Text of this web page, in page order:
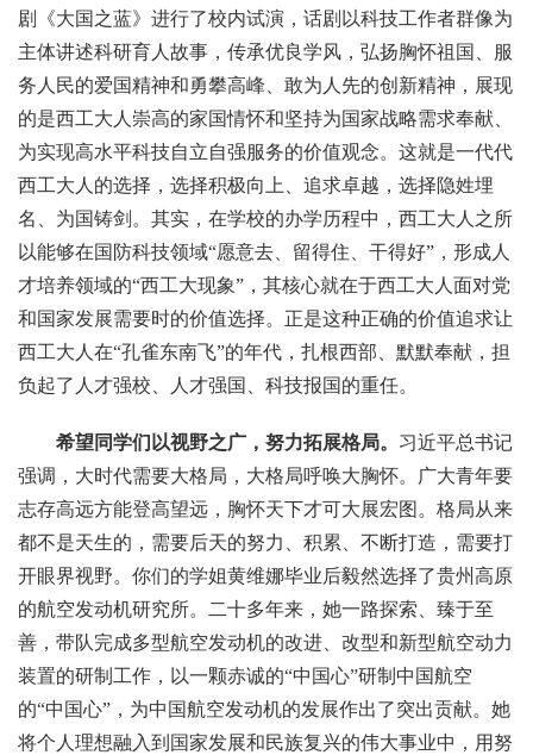
剧《大国之蓝》进行了校内试演，话剧以科技工作者群像为
主体讲述科研育人故事，传承优良学风，弘扬胸怀祖国、服
务人民的爱国精神和勇攀高峰、敢为人先的创新精神，展现
的是西工大人崇高的家国情怀和坚持为国家战略需求奉献、
为实现高水平科技自立自强服务的价值观念。这就是一代代
西工大人的选择，选择积极向上、追求卓越，选择隐姓埋
名、为国铸剑。其实，在学校的办学历程中，西工大人之所
以能够在国防科技领域“愿意去、留得住、干得好”，形成人
才培养领域的“西工大现象”，其核心就在于西工大人面对党
和国家发展需要时的价值选择。正是这种正确的价值追求让
西工大人在“孔雀东南飞”的年代，扎根西部、默默奉献，担
负起了人才强校、人才强国、科技报国的重任。
希望同学们以视野之广，努力拓展格局。 习近平总书记
强调，大时代需要大格局，大格局呼唤大胸怀。广大青年要
志存高远方能登高望远，胸怀天下才可大展宏图。格局从来
都不是天生的，需要后天的努力、积累、不断打造，需要打
开眼界视野。你们的学姐黄维娜毕业后毅然选择了贵州高原
的航空发动机研究所。二十多年来，她一路探索、臻于至
善，带队完成多型航空发动机的改进、改型和新型航空动力
装置的研制工作，以一颗赤诚的“中国心”研制中国航空
的“中国心”，为中国航空发动机的发展作出了突出贡献。她
将个人理想融入到国家发展和民族复兴的伟大事业中，用努